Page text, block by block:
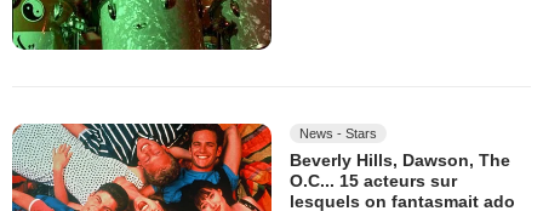
News - Stars
Beverly Hills, Dawson, The
O.C... 15 acteurs sur
lesquels on fantasmait ado